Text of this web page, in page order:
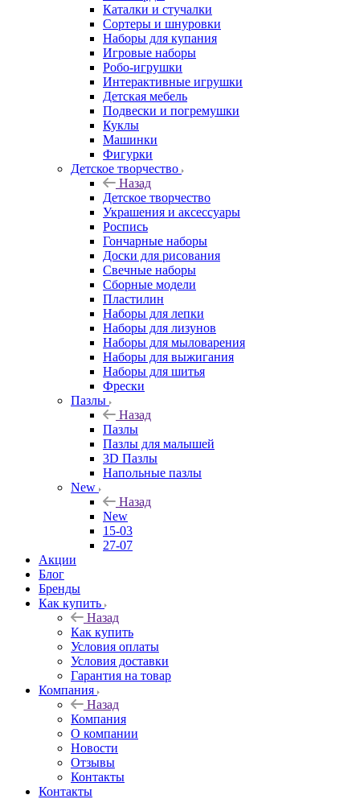
Каталки и стучалки
Сортеры и шнуровки
Наборы для купания
Игровые наборы
Робо-игрушки
Интерактивные игрушки
Детская мебель
Подвески и погремушки
Куклы
Машинки
Фигурки
Детское творчество
Назад
Детское творчество
Украшения и аксессуары
Роспись
Гончарные наборы
Доски для рисования
Свечные наборы
Сборные модели
Пластилин
Наборы для лепки
Наборы для лизунов
Наборы для мыловарения
Наборы для выжигания
Наборы для шитья
Фрески
Пазлы
Назад
Пазлы
Пазлы для малышей
3D Пазлы
Напольные пазлы
New
Назад
New
15-03
27-07
Акции
Блог
Бренды
Как купить
Назад
Как купить
Условия оплаты
Условия доставки
Гарантия на товар
Компания
Назад
Компания
О компании
Новости
Отзывы
Контакты
Контакты